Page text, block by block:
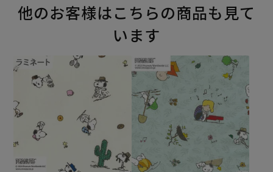
他のお客様はこちらの商品も見て
います